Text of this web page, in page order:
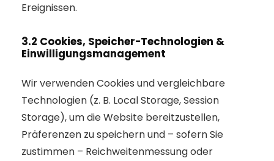
Ereignissen.
3.2 Cookies, Speicher-Technologien &
Einwilligungsmanagement
Wir verwenden Cookies und vergleichbare
Technologien (z. B. Local Storage, Session
Storage), um die Website bereitzustellen,
Präferenzen zu speichern und – sofern Sie
zustimmen – Reichweitenmessung oder